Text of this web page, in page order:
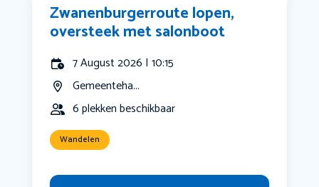
Zwanenburgerroute lopen,
oversteek met salonboot
7 August 2026 | 10:15
Gemeenteha...
6 plekken beschikbaar
Wandelen